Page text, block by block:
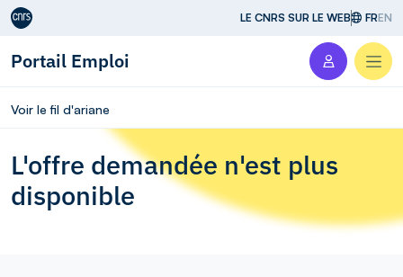
Aller au contenu LE CNRS SUR LE WEB FREN
Portail Emploi
Voir le fil d'ariane
L'offre demandée n'est plus
disponible